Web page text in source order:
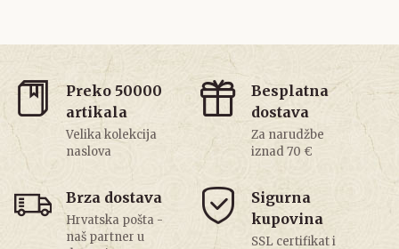
Preko 50000
artikala
Velika kolekcija
naslova
Besplatna
dostava
Za narudžbe
iznad 70 €
Brza dostava
Hrvatska pošta -
naš partner u
Sigurna
kupovina
SSL certifikat i